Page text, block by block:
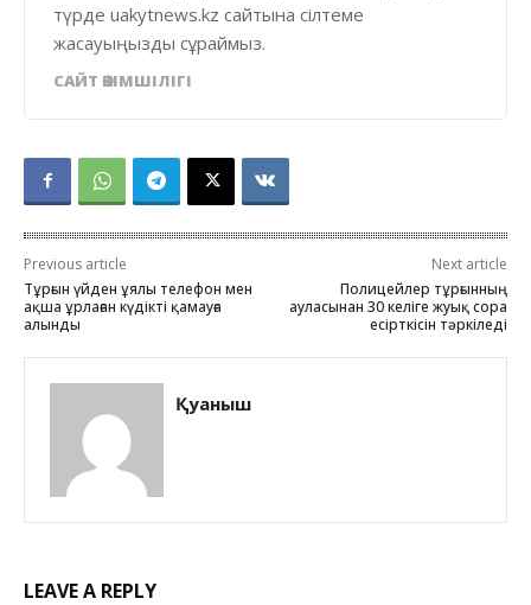
түрде uakytnews.kz сайтына сілтеме
жасауыңызды сұраймыз.
САЙТ ӘКІМШІЛІГІ
Previous article
Тұрғын үйден ұялы телефон мен
ақша ұрлаған күдікті қамауға
алынды
Next article
Полицейлер тұрғынның
ауласынан 30 келіге жуық сора
есірткісін тәркіледі
Қуаныш
LEAVE A REPLY